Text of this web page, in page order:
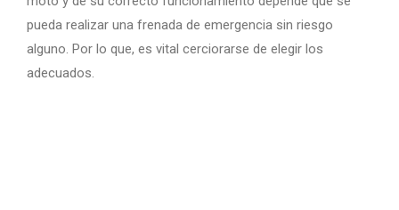
pueda realizar una frenada de emergencia sin riesgo
alguno. Por lo que, es vital cerciorarse de elegir los
adecuados.